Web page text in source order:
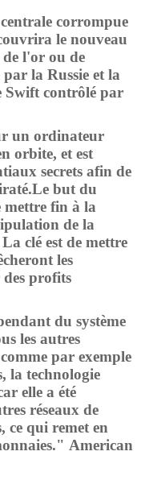
corrompue
le nouveau
l'or ou de
la Russie et la
Swift contrôlé par
un ordinateur
orbite, et est
secrets afin de
but du
mettre fin à la
de la
clé est de mettre
les
profits
du système
les autres
par exemple
la technologie
elle a été
réseaux de
ce qui remet en
American